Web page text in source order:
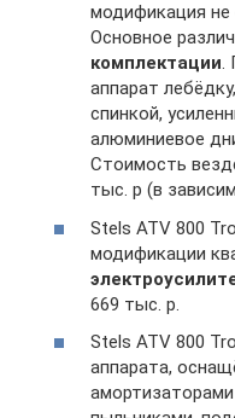
модификация не
Основное
комплектации.
аппарат
спинкой,
алюминиевое
Стоимость
тыс. р (в
Stels ATV 800
модификации
669 тыс. р.
Stels ATV 800
аппарата,